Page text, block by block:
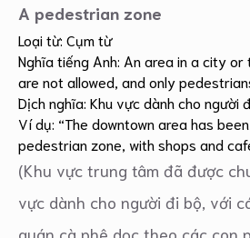
A pedestrian zone
Loại từ: Cụm từ
Nghĩa tiếng Anh: An area in a city or
are not allowed, and only
Dịch nghĩa: Khu vực dành cho người
Ví dụ: “The downtown area has
pedestrian zone, with shops and
(Khu vực trung tâm đã được
vực dành cho người đi bộ, với
quán cà phê dọc theo các con